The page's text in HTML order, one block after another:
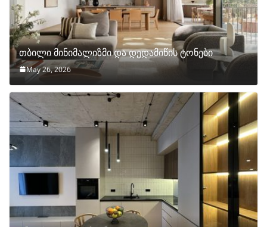
თბილი მინიმალიზმი და დედამიწის ტონები
May 26, 2026